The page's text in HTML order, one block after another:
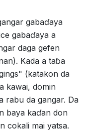
gabaɗaya
gabaɗaya a
daga gefen
Kada a taɓa
(katakon da
kawai, domin
rabu da gangar. Da
baya kaɗan don
cokali mai yatsa.